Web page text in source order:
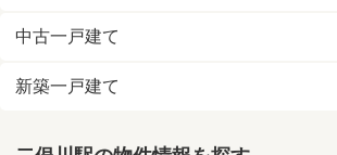
中古一戸建て
新築一戸建て